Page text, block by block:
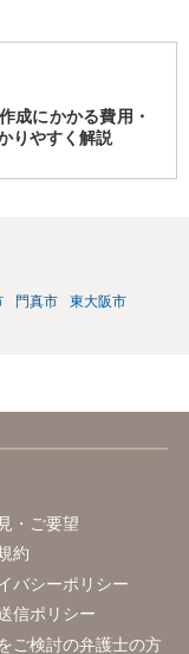
成にかかる費用・
りやすく解説
門真市
東大阪市
・ご要望
約
バシーポリシー
信ポリシー
ご検討の弁護士の方